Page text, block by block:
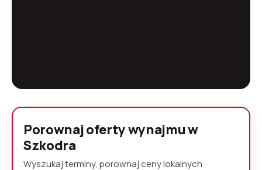
Wynajem samochodow
Szkodra bez depozytu
Szkodra to historyczne miasto polozne nad
Porownaj oferty wynajmu w
Szkodra
Wyszukaj terminy, porownaj ceny lokalnych